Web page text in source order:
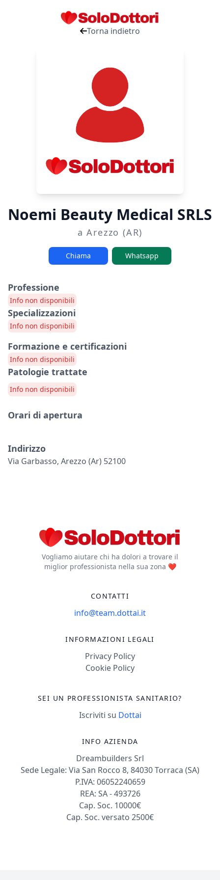
Torna indietro
Noemi Beauty Medical SRLS
a Arezzo (AR)
Chiama Whatsapp
Professione
Info non disponibili
Specializzazioni
Info non disponibili
Formazione e certificazioni
Info non disponibili
Patologie trattate
Info non disponibili
Orari di apertura
Indirizzo
Via Garbasso, Arezzo (ar) 52100
Vogliamo aiutare chi ha dolori a trovare il
miglior professionista nella sua zona ❤️
CONTATTI
info@team.dottai.it
INFORMAZIONI LEGALI
Privacy Policy
Cookie Policy
SEI UN PROFESSIONISTA SANITARIO?
Iscriviti su Dottai
INFO AZIENDA
Dreambuilders Srl
Sede Legale: Via San Rocco 8, 84030 Torraca (SA)
P.IVA: 06052240659
REA: SA - 493726
Cap. Soc. 10000€
Cap. Soc. versato 2500€